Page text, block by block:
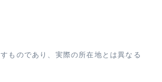
ものであり、実際の所在地とは異なる